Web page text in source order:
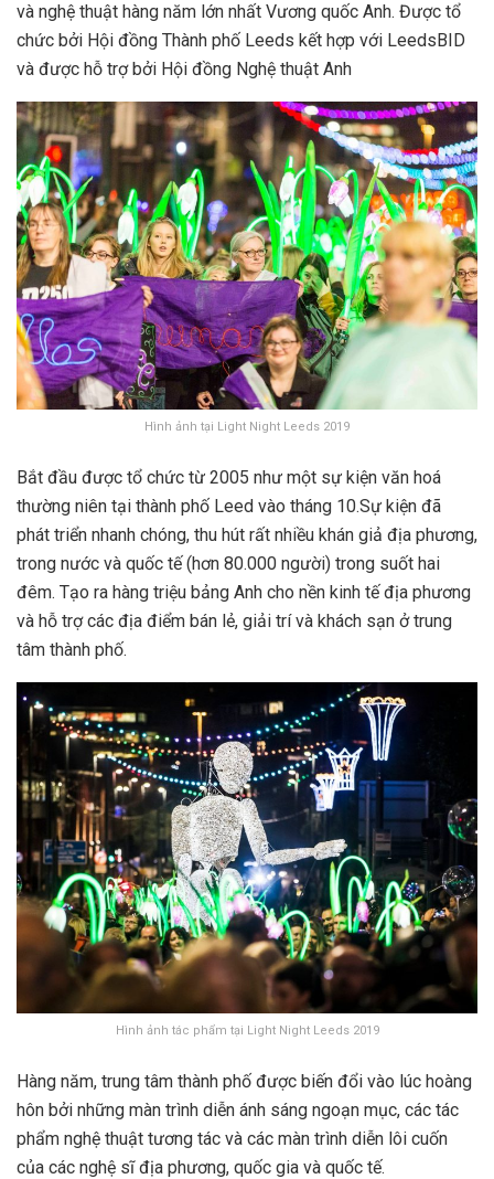
và nghệ thuật hàng năm lớn nhất Vương quốc Anh. Được tổ
chức bởi Hội đồng Thành phố Leeds kết hợp với LeedsBID
và được hỗ trợ bởi Hội đồng Nghệ thuật Anh
Hình ảnh tại Light Night Leeds 2019
Bắt đầu được tổ chức từ 2005 như một sự kiện văn hoá
thường niên tại thành phố Leed vào tháng 10.Sự kiện đã
phát triển nhanh chóng, thu hút rất nhiều khán giả địa phương,
trong nước và quốc tế (hơn 80.000 người) trong suốt hai
đêm. Tạo ra hàng triệu bảng Anh cho nền kinh tế địa phương
và hỗ trợ các địa điểm bán lẻ, giải trí và khách sạn ở trung
tâm thành phố.
Hình ảnh tác phẩm tại Light Night Leeds 2019
Hàng năm, trung tâm thành phố được biến đổi vào lúc hoàng
hôn bởi những màn trình diễn ánh sáng ngoạn mục, các tác
phẩm nghệ thuật tương tác và các màn trình diễn lôi cuốn
của các nghệ sĩ địa phương, quốc gia và quốc tế.